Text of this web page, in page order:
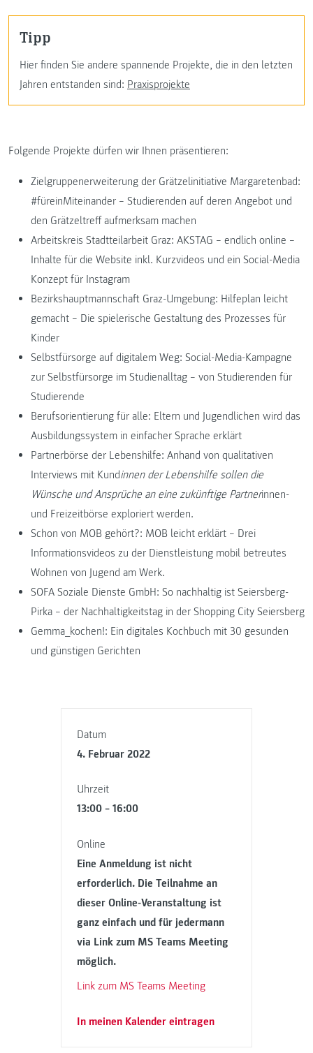
Datum
4. Februar 2022
Uhrzeit
13:00 – 16:00
Online
Eine Anmeldung ist nicht
erforderlich. Die Teilnahme an
dieser Online-Veranstaltung ist
ganz einfach und für jedermann
via Link zum MS Teams Meeting
möglich.
Link zum MS Teams Meeting
In meinen Kalender eintragen
Tipp
Hier finden Sie andere spannende Projekte, die in den letzten
Jahren entstanden sind: Praxisprojekte
Folgende Projekte dürfen wir Ihnen präsentieren:
Zielgruppenerweiterung der Grätzelinitiative Margaretenbad:
#füreinMiteinander – Studierenden auf deren Angebot und
den Grätzeltreff aufmerksam machen
Arbeitskreis Stadtteilarbeit Graz: AKSTAG – endlich online –
Inhalte für die Website inkl. Kurzvideos und ein Social-Media
Konzept für Instagram
Bezirkshauptmannschaft Graz-Umgebung: Hilfeplan leicht
gemacht – Die spielerische Gestaltung des Prozesses für
Kinder
Selbstfürsorge auf digitalem Weg: Social-Media-Kampagne
zur Selbstfürsorge im Studienalltag – von Studierenden für
Studierende
Berufsorientierung für alle: Eltern und Jugendlichen wird das
Ausbildungssystem in einfacher Sprache erklärt
Partnerbörse der Lebenshilfe: Anhand von qualitativen
Interviews mit Kundinnen der Lebenshilfe sollen die
Wünsche und Ansprüche an eine zukünftige Partnerinnen-
und Freizeitbörse exploriert werden.
Schon von MOB gehört?: MOB leicht erklärt – Drei
Informationsvideos zu der Dienstleistung mobil betreutes
Wohnen von Jugend am Werk.
SOFA Soziale Dienste GmbH: So nachhaltig ist Seiersberg-
Pirka – der Nachhaltigkeitstag in der Shopping City Seiersberg
Gemma_kochen!: Ein digitales Kochbuch mit 30 gesunden
und günstigen Gerichten